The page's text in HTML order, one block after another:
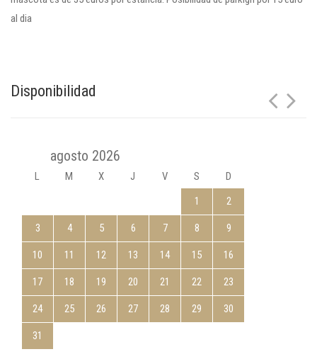
al dia
Disponibilidad
agosto 2026
L M X J V S
D
1
2
3 4 5 6 7 8 9
10 11 12 13 14 15 16
17 18 19 20 21 22 23
24 25 26 27 28 29 30
31